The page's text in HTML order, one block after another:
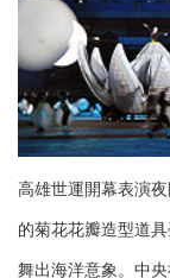
高雄世運開幕表演
的菊花花瓣造型道
舞出海洋意象。中